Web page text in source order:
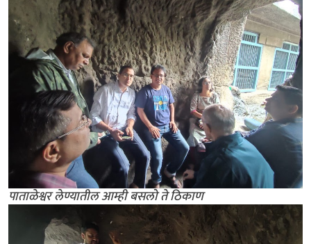
पाताळेश्वर लेण्यातील आम्ही बसलो ते ठिकाण